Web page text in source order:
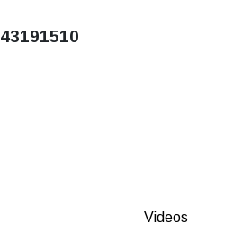
43191510
Videos